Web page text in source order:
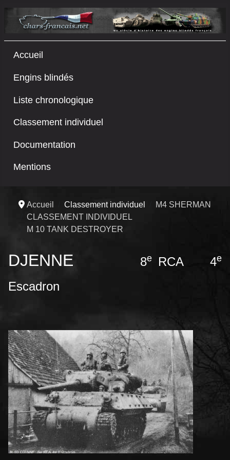
Accueil
Engins blindés
Liste chronologique
Classement individuel
Documentation
Mentions
Accueil Classement individuel
M4 SHERMAN
CLASSEMENT INDIVIDUEL
M 10 TANK DESTROYER
DJENNE 8eRCA 4e
Escadron